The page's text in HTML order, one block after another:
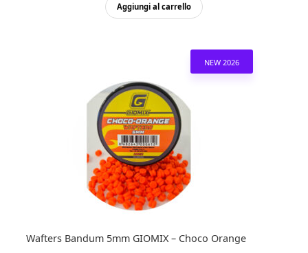
Aggiungi al carrello
NEW 2026
Wafters Bandum 5mm GIOMIX – Choco Orange